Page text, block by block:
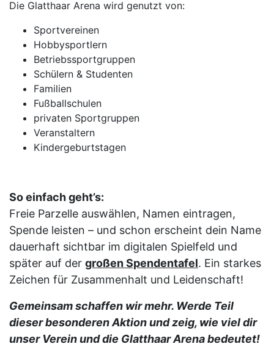
Die Glatthaar Arena wird genutzt von:
Sportvereinen
Hobbysportlern
Betriebssportgruppen
Schülern & Studenten
Familien
Fußballschulen
privaten Sportgruppen
Veranstaltern
Kindergeburtstagen
So einfach geht’s:
Freie Parzelle auswählen, Namen eintragen,
Spende leisten – und schon erscheint dein Name
dauerhaft sichtbar im digitalen Spielfeld und
später auf der großen Spendentafel. Ein starkes
Zeichen für Zusammenhalt und Leidenschaft!
Gemeinsam schaffen wir mehr. Werde Teil
dieser besonderen Aktion und zeig, wie viel dir
unser Verein und die Glatthaar Arena bedeutet!